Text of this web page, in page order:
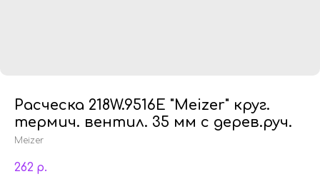
Расческа 218W.9516E "Meizer" круг.
термич. вентил. 35 мм c дерев.руч.
Meizer
262 р.